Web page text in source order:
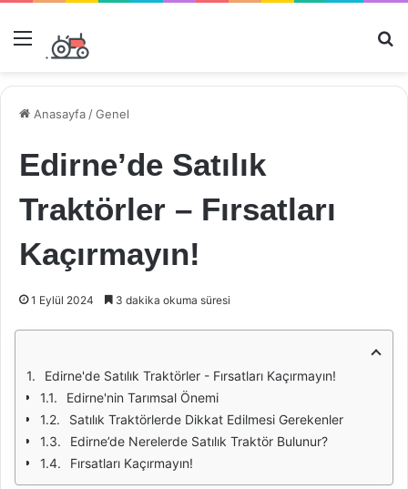
Menü
Anasayfa /Genel
Edirne’de Satılık
Traktörler – Fırsatları
Kaçırmayın!
1 Eylül 2024 3 dakika okuma süresi
Edirne'de Satılık Traktörler - Fırsatları Kaçırmayın!
Edirne'nin Tarımsal Önemi
Satılık Traktörlerde Dikkat Edilmesi Gerekenler
Edirne’de Nerelerde Satılık Traktör Bulunur?
Fırsatları Kaçırmayın!